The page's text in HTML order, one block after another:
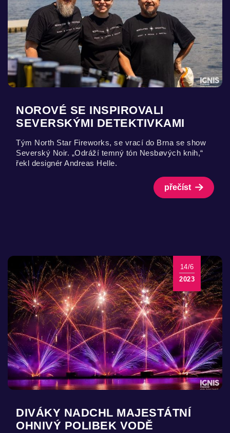
NOROVÉ SE INSPIROVALI
SEVERSKÝMI DETEKTIVKAMI
Tým North Star Fireworks, se vrací do Brna se show
Severský Noir. „Odráží temný tón Nesbøvých knih,“
řekl designér Andreas Helle.
přečíst
14/6
2023
DIVÁKY NADCHL MAJESTÁTNÍ
OHNIVÝ POLIBEK VODĚ